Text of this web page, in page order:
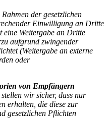
der gesetzlichen
Einwilligung an Dritte
eine Weitergabe an Dritte
aufgrund zwingender
(Weitergabe an externe
oder
von Empfängern
wir sicher, dass nur
erhalten, die diese zur
gesetzlichen Pflichten